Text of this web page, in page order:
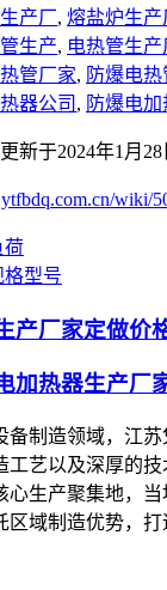
产厂, 熔盐炉生产
生产, 电热管生产
管厂家, 防爆电
器公司 , 防爆电加
新于2024年1月28
wiki/
荷
格型号
产厂家定做价
加热器生产厂
备制造领域，江
工艺以及深厚的
心生产聚集地，
区域制造优势，